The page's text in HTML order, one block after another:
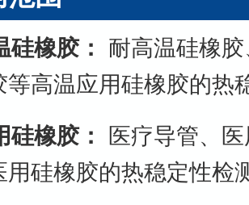
硅橡胶： 耐高温硅橡
等高温应用硅橡胶的热
硅橡胶： 医疗导管、
用硅橡胶的热稳定性检